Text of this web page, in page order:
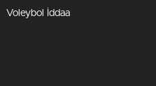
Voleybol İddaa